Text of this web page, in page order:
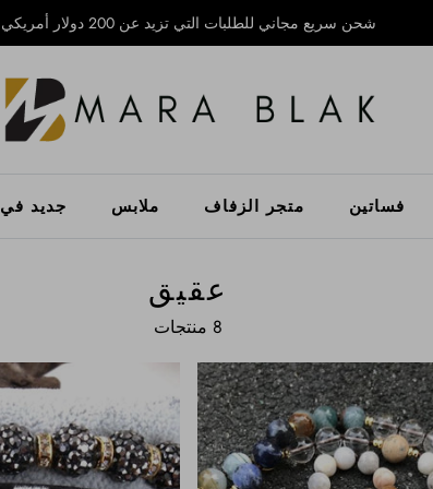
شحن سريع مجاني للطلبات التي تزيد عن 200 دولار أمريكي
فساتين متجر الزفاف ملابس جديد في
عقيق
8 منتجات